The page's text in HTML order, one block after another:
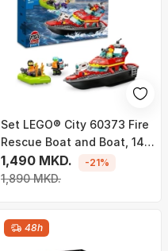
Set LEGO® City 60373 Fire
Rescue Boat and Boat, 144
pjesë
1,490 MKD.
1,890 MKD.
-21%
48h